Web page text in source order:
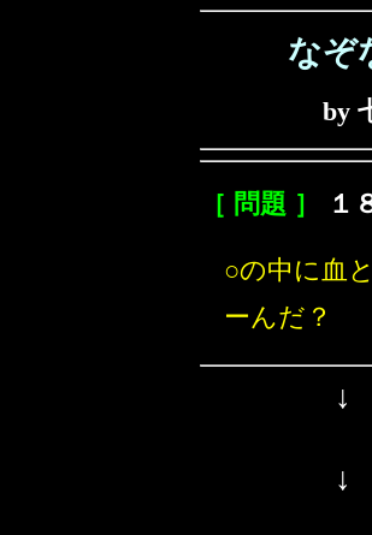
なぞ
by
［ 問題 ］ １
○の中に血
ーんだ？
↓
↓